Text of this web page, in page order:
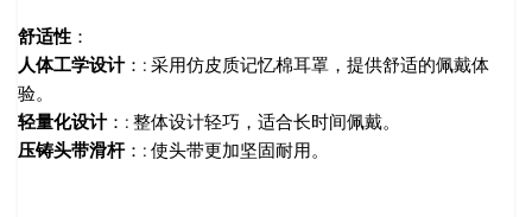
舒适性 ：
人体工学设计：: 采用仿皮质记忆棉耳罩，提供舒适的佩戴体
验。
轻量化设计：: 整体设计轻巧，适合长时间佩戴。
压铸头带滑杆：: 使头带更加坚固耐用。